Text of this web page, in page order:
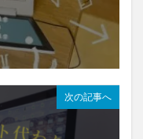
次の記事へ